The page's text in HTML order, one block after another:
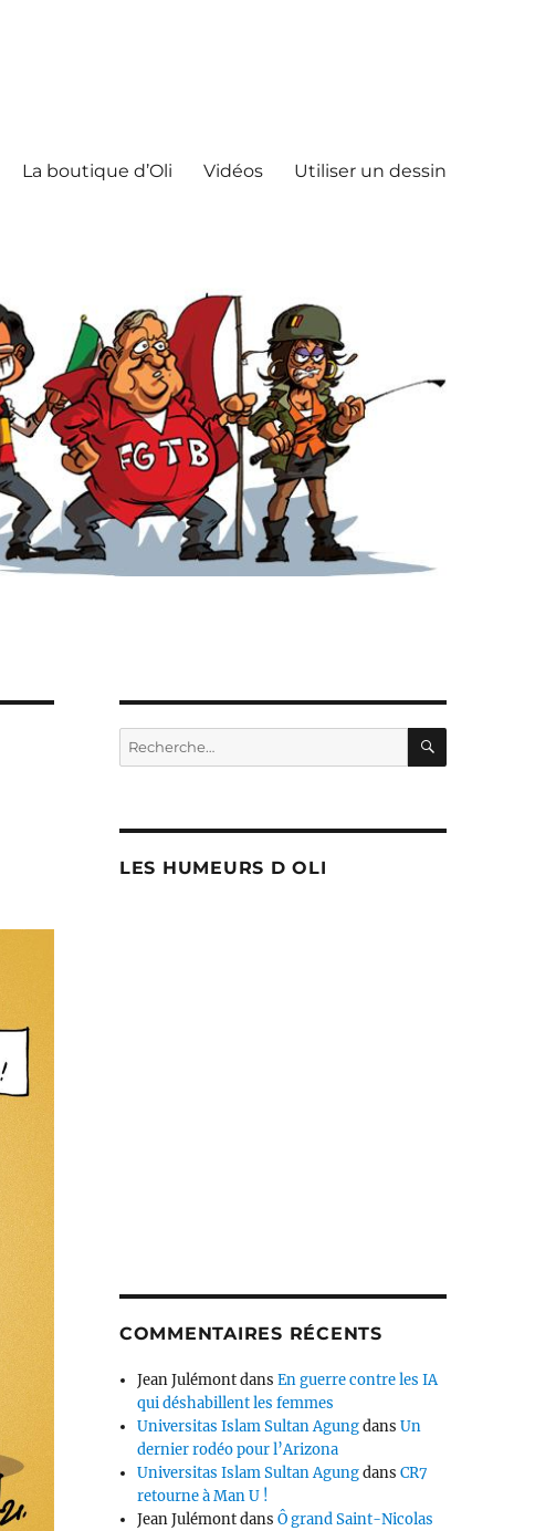
La boutique d’Oli Vidéos Utiliser un dessin
Recherche
pour :
LES HUMEURS D OLI
COMMENTAIRES RÉCENTS
Jean JulémontdansEn guerre contre les IA
qui déshabillent les femmes
Universitas Islam Sultan AgungdansUn
dernier rodéo pour l’Arizona
Universitas Islam Sultan AgungdansCR7
retourne à Man U !
Jean JulémontdansÔ grand Saint-Nicolas